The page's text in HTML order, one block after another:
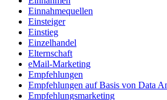
Einnahmequellen
Einsteiger
Einstieg
Einzelhandel
Elternschaft
eMail-Marketing
Empfehlungen
Empfehlungen auf Basis von Data
Empfehlungsmarketing